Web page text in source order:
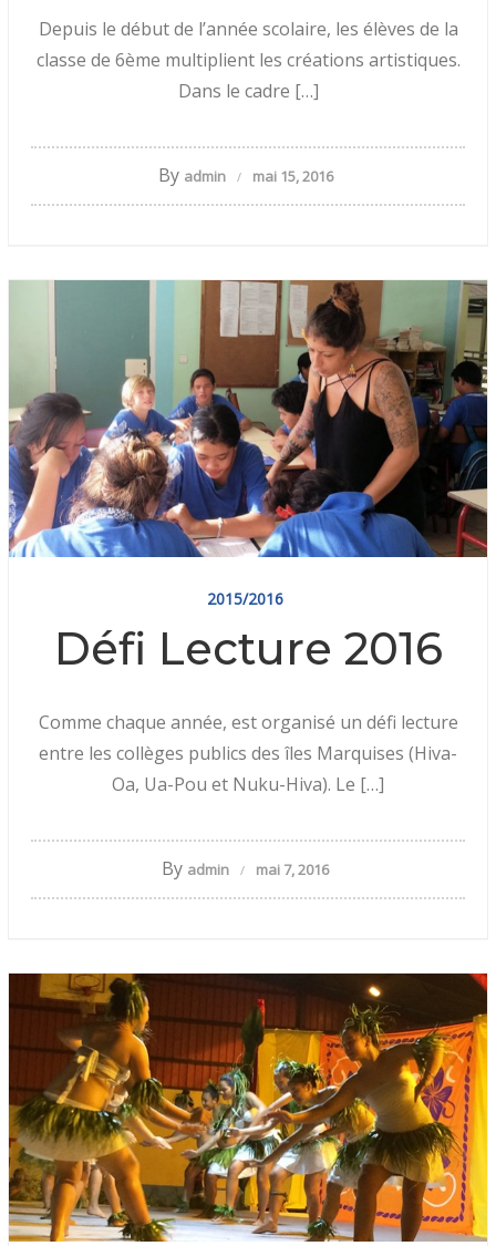
Depuis le début de l’année scolaire, les élèves de la
classe de 6ème multiplient les créations artistiques.
Dans le cadre […]
By admin mai 15, 2016
2015/2016
Défi Lecture 2016
Comme chaque année, est organisé un défi lecture
entre les collèges publics des îles Marquises (Hiva-
Oa, Ua-Pou et Nuku-Hiva). Le […]
By admin mai 7, 2016